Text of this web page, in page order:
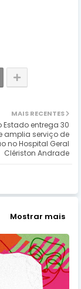
MAIS RECENTES
Estado entrega 30
amplia serviço de
no Hospital Geral
Clériston Andrade
Mostrar mais